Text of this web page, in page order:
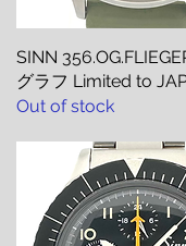
Quick View
SINN
グラフ Limited to
Out of stock